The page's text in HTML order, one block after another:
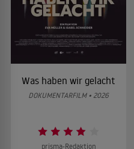
Was haben wir gelacht
DOKUMENTARFILM • 2026
prisma-Redaktion